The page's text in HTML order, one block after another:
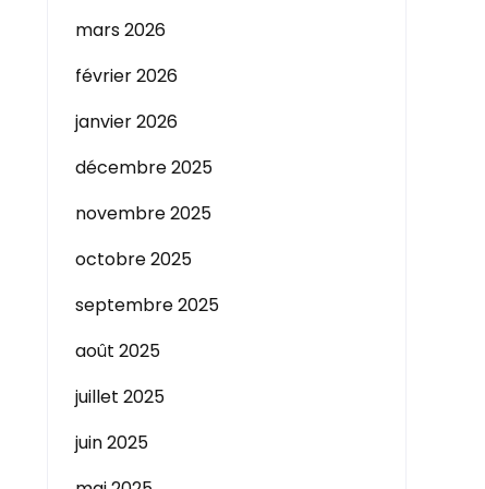
mars 2026
février 2026
janvier 2026
décembre 2025
novembre 2025
octobre 2025
septembre 2025
août 2025
juillet 2025
juin 2025